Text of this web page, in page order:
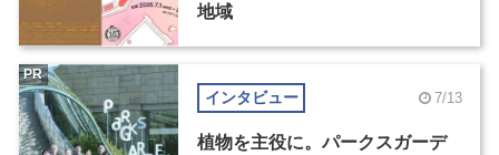
地域
インタビュー 7/13
植物を主役に。パークスガーデ
PR